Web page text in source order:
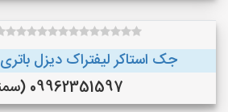
جک استاکر لیفتراک دیزل باتری
09962351597 (سمنان )